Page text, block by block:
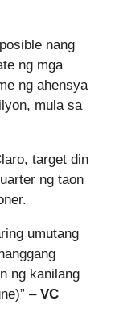
nang
ng mga
ng ahensya
mula sa
target din
ng taon
umutang
ng kanilang
– VC